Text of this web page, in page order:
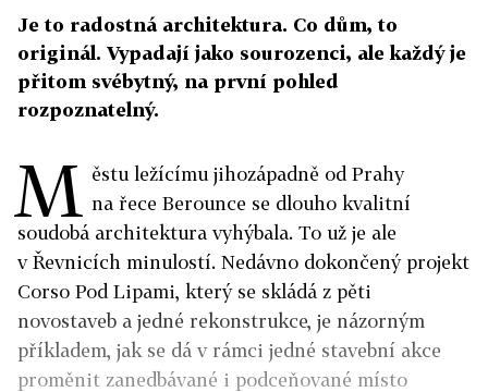
Je to radostná architektura. Co dům, to
originál. Vypadají jako sourozenci, ale každý je
přitom svébytný, na první pohled
rozpoznatelný.
M ěstu ležícímu jihozápadně od Prahy
na řece Berounce se dlouho kvalitní
soudobá architektura vyhýbala. To už je ale
v Řevnicích minulostí. Nedávno dokončený projekt
Corso Pod Lipami, který se skládá z pěti
novostaveb a jedné rekonstrukce, je názorným
příkladem, jak se dá v rámci jedné stavební akce
proměnit zanedbávané i podceňované místo